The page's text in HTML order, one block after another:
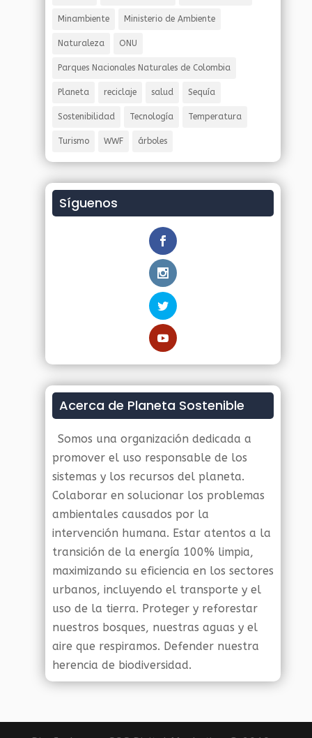
Minambiente Ministerio de Ambiente
Naturaleza ONU
Parques Nacionales Naturales de Colombia
Planeta reciclaje salud Sequía
Sostenibilidad Tecnología Temperatura
Turismo WWF árboles
Síguenos
Acerca de Planeta Sostenible
Somos una organización dedicada a
promover el uso responsable de los
sistemas y los recursos del planeta.
Colaborar en solucionar los problemas
ambientales causados por la
intervención humana. Estar atentos a la
transición de la energía 100% limpia,
maximizando su eficiencia en los sectores
urbanos, incluyendo el transporte y el
uso de la tierra. Proteger y reforestar
nuestros bosques, nuestras aguas y el
aire que respiramos. Defender nuestra
herencia de biodiversidad.